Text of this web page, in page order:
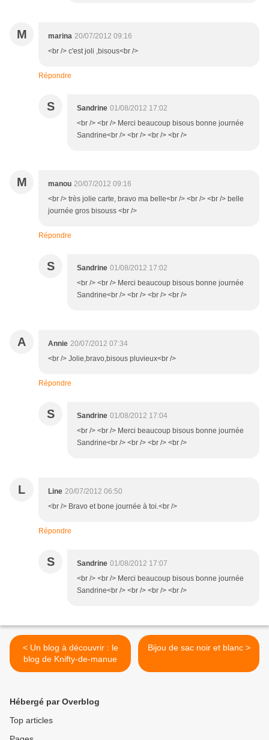
M marina 20/07/2012 09:16
<br /> c'est joli ,bisous<br />
Répondre
S Sandrine 01/08/2012 17:02
<br /> <br /> Merci beaucoup bisous bonne journée
Sandrine<br /> <br /> <br /> <br />
M manou 20/07/2012 09:16
<br /> très jolie carte, bravo ma belle<br /> <br /> <br /> belle
journée gros bisouss <br />
Répondre
S Sandrine 01/08/2012 17:02
<br /> <br /> Merci beaucoup bisous bonne journée
Sandrine<br /> <br /> <br /> <br />
A Annie 20/07/2012 07:34
<br /> Jolie,bravo,bisous pluvieux<br />
Répondre
S Sandrine 01/08/2012 17:04
<br /> <br /> Merci beaucoup bisous bonne journée
Sandrine<br /> <br /> <br /> <br />
L Line 20/07/2012 06:50
<br /> Bravo et bone journée à toi.<br />
Répondre
S Sandrine 01/08/2012 17:07
<br /> <br /> Merci beaucoup bisous bonne journée
Sandrine<br /> <br /> <br /> <br />
< Un blog à découvrir : le
blog de Knifty-de-manue
Bijou de sac noir et blanc >
Hébergé par Overblog
Top articles